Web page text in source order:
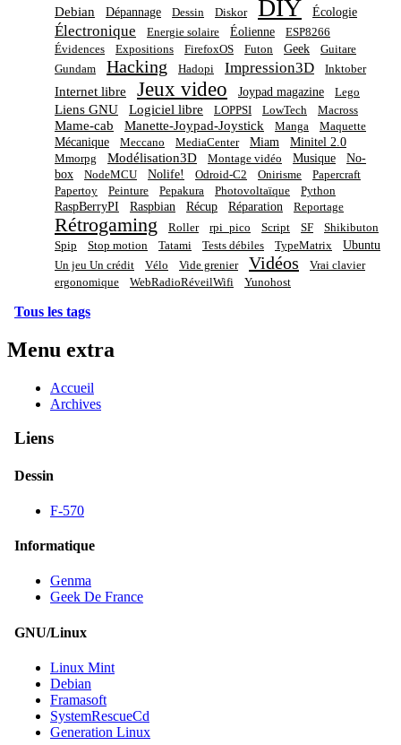
Debian Dépannage Dessin Diskor DIY Écologie
Électronique Energie solaire Éolienne
ESP8266
Évidences
Expositions FirefoxOS Futon Geek
Guitare
Gundam
Hacking Hadopi Impression3D Inktober
Internet libre Jeux video Joypad magazine Lego
Liens GNU Logiciel libre LOPPSI LowTech Macross
Mame-cab Manette-Joypad-Joystick Manga Maquette
Mécanique Meccano MediaCenter Miam Minitel 2.0
Mmorpg Modélisation3D Montage vidéo Musique
No-
box
NodeMCU Nolife! Odroid-C2 Onirisme
Papercraft
Papertoy
Peinture Pepakura Photovoltaïque Python
RaspBerryPI Raspbian Récup Réparation Reportage
Rétrogaming Roller rpi_pico Script SF
Shikibuton
Spip
Stop motion Tatami Tests débiles TypeMatrix Ubuntu
Un jeu Un crédit Vélo Vide grenier Vidéos
Vrai clavier
ergonomique
WebRadioRéveilWifi Yunohost
Tous les tags
Menu extra
Accueil
Archives
Liens
Dessin
F-570
Informatique
Genma
Geek De France
GNU/Linux
Linux Mint
Debian
Framasoft
SystemRescueCd
Generation Linux